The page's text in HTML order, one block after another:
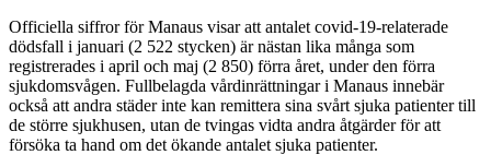
Officiella siffror för Manaus visar att antalet covid-19-relaterade
dödsfall i januari (2 522 stycken) är nästan lika många som
registrerades i april och maj (2 850) förra året, under den förra
sjukdomsvågen. Fullbelagda vårdinrättningar i Manaus innebär
också att andra städer inte kan remittera sina svårt sjuka patienter till
de större sjukhusen, utan de tvingas vidta andra åtgärder för att
försöka ta hand om det ökande antalet sjuka patienter.